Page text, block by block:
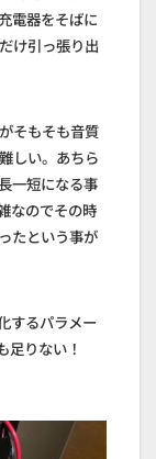
電器をそばに
け引っ張り出
そもそも音質
しい。あちら
一短になる事
なのでその時
たという事が
するパラメー
足りない！